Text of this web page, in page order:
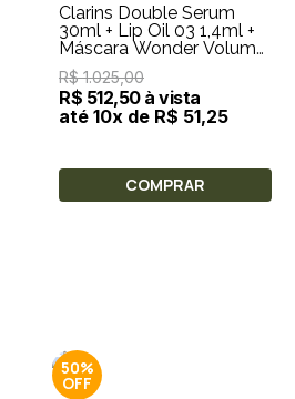
Clarins Double Serum
30ml + Lip Oil 03 1,4ml +
Máscara Wonder Volume
XXL 3ml + Amostra 0,9ml
+ Bolsa
R$ 1.025,00
R$ 512,50 à vista
até 10x de R$ 51,25
COMPRAR
50%